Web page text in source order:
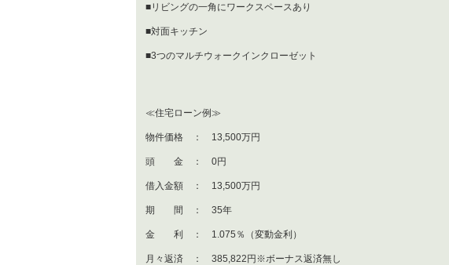
■リビングの一角にワークスペースあり
■対面キッチン
■3つのマルチウォークインクローゼット
≪住宅ローン例≫
物件価格 ： 13,500万円
頭 金 ： 0円
借入金額 ： 13,500万円
期 間 ： 35年
金 利 ： 1.075％（変動金利）
月々返済 ： 385,822円※ボーナス返済無し